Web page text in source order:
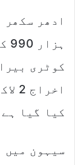
کیا گیا
سیہون میں